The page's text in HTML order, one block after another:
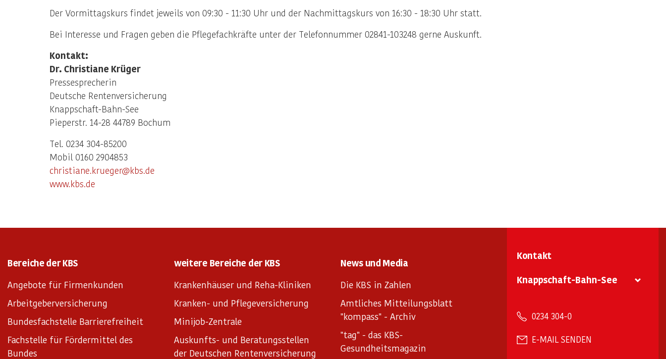
Der Vormittagskurs findet jeweils von 09:30 - 11:30 Uhr und der Nachmittagskurs von 16:30 - 18:30 Uhr statt.
Bei Interesse und Fragen geben die Pflegefachkräfte unter der Telefonnummer 02841-103248 gerne Auskunft.
Kontakt:
Dr. Christiane Krüger
Pressesprecherin
Deutsche Rentenversicherung
Knappschaft-Bahn-See
Pieperstr. 14-28 44789 Bochum
Tel. 0234 304-85200
Mobil 0160 2904853
christiane.krueger@kbs.de
www.kbs.de
Bereiche der KBS
Angebote für Firmenkunden
Arbeitgeberversicherung
Bundesfachstelle Barrierefreiheit
Fachstelle für Fördermittel des
Bundes
weitere Bereiche der KBS
Krankenhäuser und Reha-Kliniken
Kranken- und Pflegeversicherung
Minijob-Zentrale
Auskunfts- und Beratungsstellen
der Deutschen Rentenversicherung
News und Media
Die KBS in Zahlen
Amtliches Mitteilungsblatt
"kompass" - Archiv
"tag" - das KBS-
Gesundheitsmagazin
Kontakt
Knappschaft-Bahn-See
0234 304-0
E-MAIL SENDEN